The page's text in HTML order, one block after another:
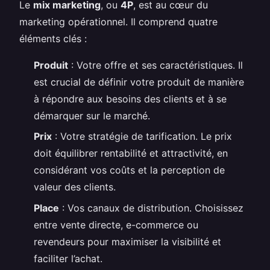
Le mix marketing, ou 4P, est au cœur du
marketing opérationnel. Il comprend quatre
éléments clés :
Produit : Votre offre et ses caractéristiques. Il
est crucial de définir votre produit de manière
à répondre aux besoins des clients et à se
démarquer sur le marché.
Prix : Votre stratégie de tarification. Le prix
doit équilibrer rentabilité et attractivité, en
considérant vos coûts et la perception de
valeur des clients.
Place : Vos canaux de distribution. Choisissez
entre vente directe, e-commerce ou
revendeurs pour maximiser la visibilité et
faciliter l’achat.